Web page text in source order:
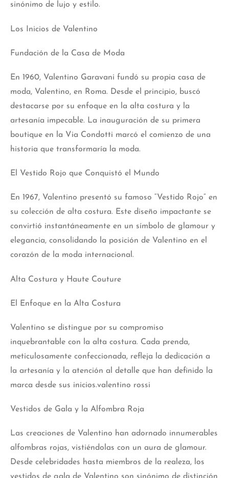
sinónimo de lujo y estilo.
Los Inicios de Valentino
Fundación de la Casa de Moda
En 1960, Valentino Garavani fundó su propia casa de
moda, Valentino, en Roma. Desde el principio, buscó
destacarse por su enfoque en la alta costura y la
artesanía impecable. La inauguración de su primera
boutique en la Via Condotti marcó el comienzo de una
historia que transformaría la moda.
El Vestido Rojo que Conquistó el Mundo
En 1967, Valentino presentó su famoso “Vestido Rojo” en
su colección de alta costura. Este diseño impactante se
convirtió instantáneamente en un símbolo de glamour y
elegancia, consolidando la posición de Valentino en el
corazón de la moda internacional.
Alta Costura y Haute Couture
El Enfoque en la Alta Costura
Valentino se distingue por su compromiso
inquebrantable con la alta costura. Cada prenda,
meticulosamente confeccionada, refleja la dedicación a
la artesanía y la atención al detalle que han definido la
marca desde sus inicios.valentino rossi
Vestidos de Gala y la Alfombra Roja
Las creaciones de Valentino han adornado innumerables
alfombras rojas, vistiéndolas con un aura de glamour.
Desde celebridades hasta miembros de la realeza, los